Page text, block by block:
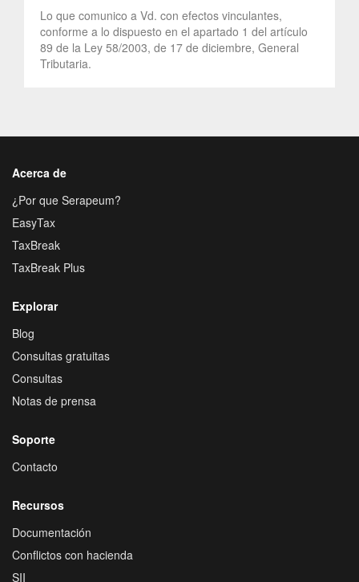
Lo que comunico a Vd. con efectos vinculantes,
conforme a lo dispuesto en el apartado 1 del artículo
89 de la Ley 58/2003, de 17 de diciembre, General
Tributaria.
Acerca de
¿Por que Serapeum?
EasyTax
TaxBreak
TaxBreak Plus
Explorar
Blog
Consultas gratuitas
Consultas
Notas de prensa
Soporte
Contacto
Recursos
Documentación
Conflictos con hacienda
SII